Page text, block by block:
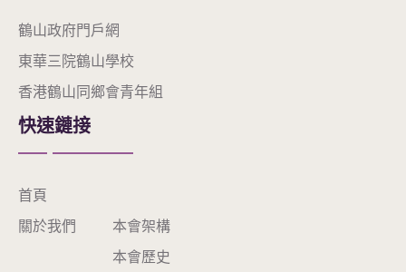
鶴山政府門戶網
東華三院鶴山學校
香港鶴山同鄉會青年組
快速鏈接
首頁
關於我們
本會架構
本會歷史